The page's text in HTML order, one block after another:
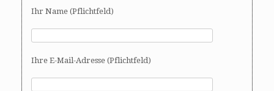
Ihr Name (Pflichtfeld)
Ihre E-Mail-Adresse (Pflichtfeld)